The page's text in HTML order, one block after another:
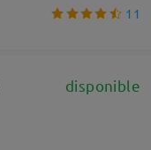
11
disponible